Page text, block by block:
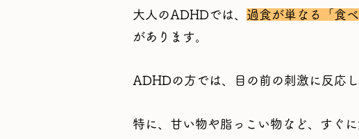
大人のADHDでは、 過食が単なる「食
があります。
ADHDの方では、目の前の刺激に反応
特に、甘い物や脂っこい物など、すぐ